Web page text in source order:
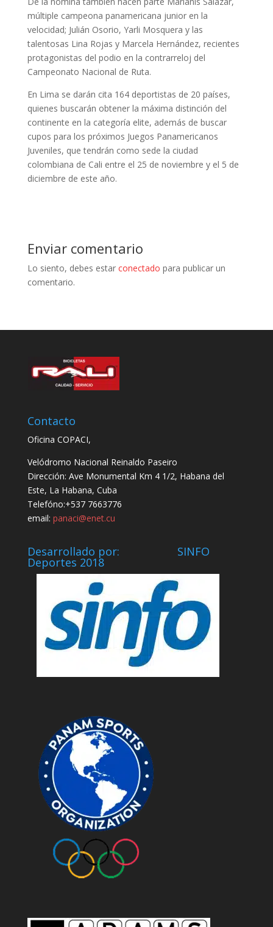
múltiple campeona panamericana junior en la
velocidad; Julián Osorio, Yarli Mosquera y las
talentosas Lina Rojas y Marcela Hernández, recientes
protagonistas del podio en la contrarreloj del
Campeonato Nacional de Ruta.
En Lima se darán cita 164 deportistas de 20 países,
quienes buscarán obtener la máxima distinción del
continente en la categoría elite, además de buscar
cupos para los próximos Juegos Panamericanos
Juveniles, que tendrán como sede la ciudad
colombiana de Cali entre el 25 de noviembre y el 5 de
diciembre de este año.
Enviar comentario
Lo siento, debes estar conectado para publicar un
comentario.
Contacto
Oficina COPACI,
Velódromo Nacional Reinaldo Paseiro
Dirección: Ave Monumental Km 4 1/2, Habana del
Este, La Habana, Cuba
Telefóno:+537 7663776
email: panaci@enet.cu
Desarrollado por: SINFO
Deportes 2018